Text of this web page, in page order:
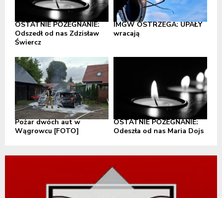
OSTATNIE POŻEGNANIE:
Odszedł od nas Zdzisław
Świercz
IMGW OSTRZEGA: UPAŁY
wracają
Pożar dwóch aut w
Wągrowcu [FOTO]
OSTATNIE POŻEGNANIE:
Odeszła od nas Maria Dojs